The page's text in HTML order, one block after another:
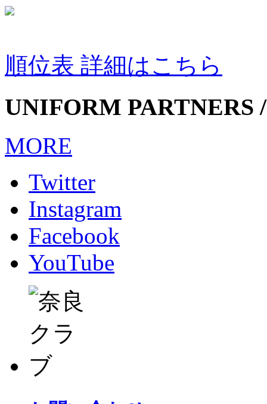
順位表 詳細はこちら
UNIFORM PARTNERS
MORE
Twitter
Instagram
Facebook
YouTube